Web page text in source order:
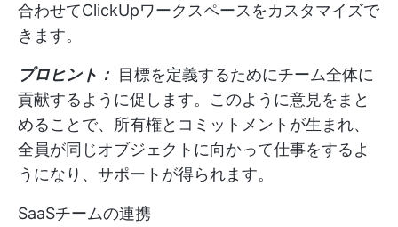
合わせてClickUpワークスペースをカスタマイズで
きます。
プロヒント： 目標を定義するためにチーム全体に
貢献するように促します。このように意見をまと
めることで、所有権とコミットメントが生まれ、
全員が同じオブジェクトに向かって仕事をするよ
うになり、サポートが得られます。
SaaSチームの連携